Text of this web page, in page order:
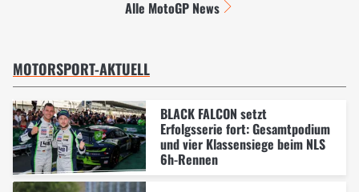
Alle MotoGP News
MOTORSPORT-AKTUELL
BLACK FALCON setzt
Erfolgsserie fort: Gesamtpodium
und vier Klassensiege beim NLS
6h-Rennen